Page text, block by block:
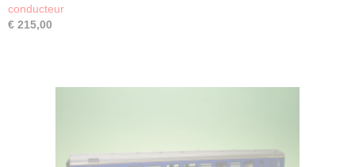
conducteur
€ 215,00